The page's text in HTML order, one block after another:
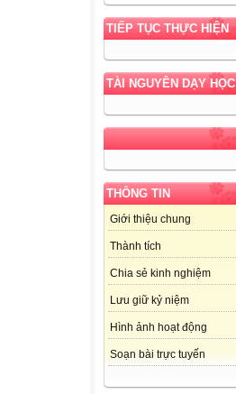
TIẾP TỤC THỰC HIỆN
TÀI NGUYÊN DẠY HỌC
THÔNG TIN
Giới thiệu chung
Thành tích
Chia sẻ kinh nghiệm
Lưu giữ kỷ niệm
Hình ảnh hoạt động
Soạn bài trực tuyến